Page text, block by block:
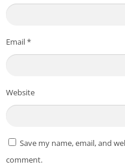
Email*
Website
Save my name, email, and
comment.